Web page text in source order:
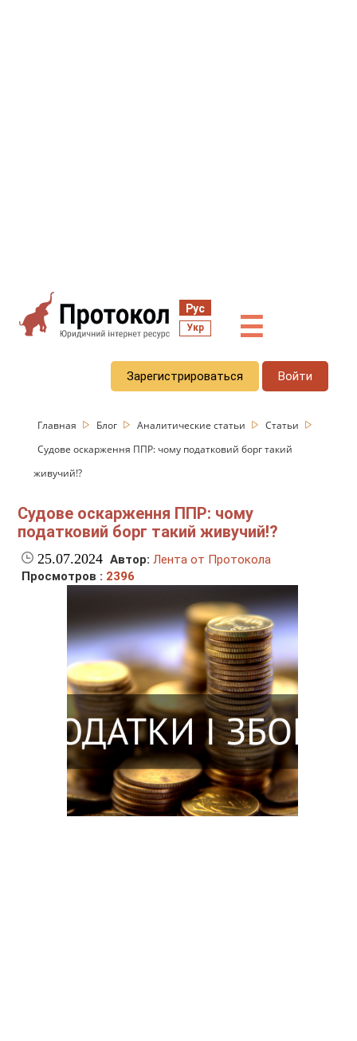
Рус
Укр ☰
Зарегистрироваться Войти
Главная Блог Аналитические статьи
Статьи
Судове оскарження ППР: чому податковий борг такий
живучий!?
Судове оскарження ППР: чому
податковий борг такий живучий!?
25.07.2024 Автор: Лента от Протокола
Просмотров : 2396